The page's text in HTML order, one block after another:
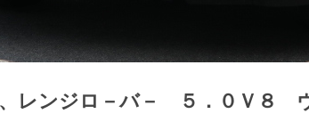
レンジロ－バ－ ５．０Ｖ８